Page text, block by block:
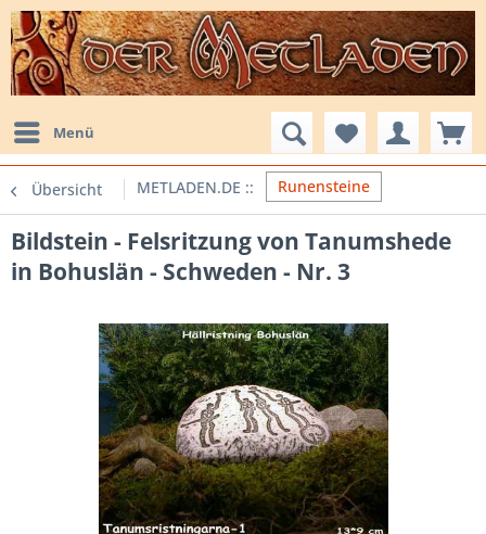
Menü
Übersicht Runensteine
Bildstein - Felsritzung von Tanumshede
in Bohuslän - Schweden - Nr. 3